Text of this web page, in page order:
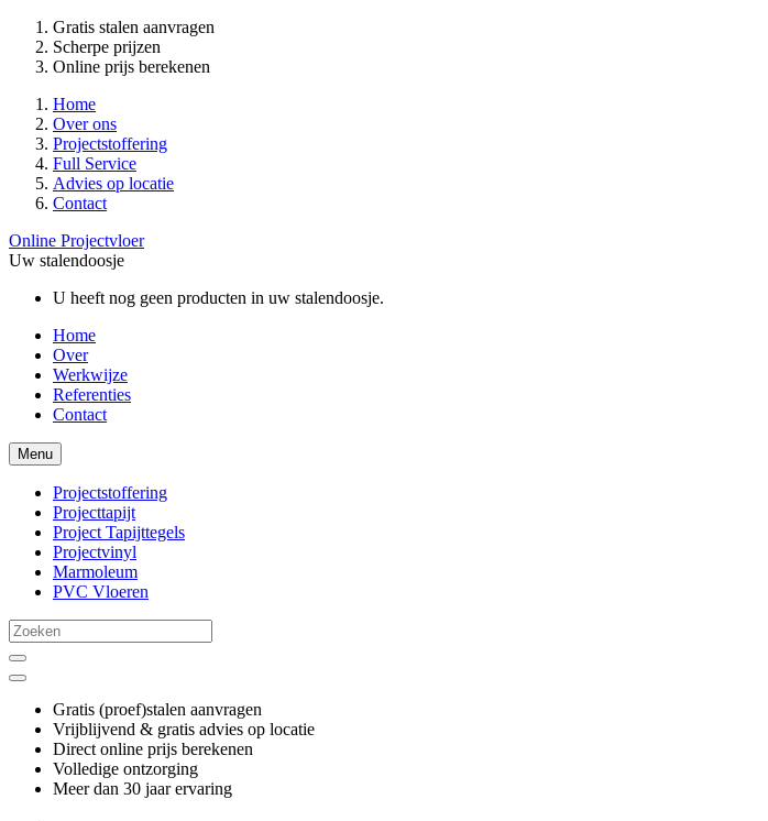
Gratis stalen aanvragen
Scherpe prijzen
Online prijs berekenen
Home
Over ons
Projectstoffering
Full Service
Advies op locatie
Contact
Online Projectvloer
Uw stalendoosje
U heeft nog geen producten in uw stalendoosje.
Home
Over
Werkwijze
Referenties
Contact
Menu
Projectstoffering
Projecttapijt
Project Tapijttegels
Projectvinyl
Marmoleum
PVC Vloeren
Gratis (proef)stalen aanvragen
Vrijblijvend & gratis advies op locatie
Direct online prijs berekenen
Volledige ontzorging
Meer dan 30 jaar ervaring